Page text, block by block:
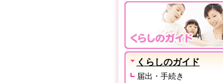
くらしのガイド
届出・手続き